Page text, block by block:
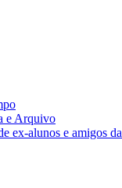
e Arquivo
ex-alunos e amigos